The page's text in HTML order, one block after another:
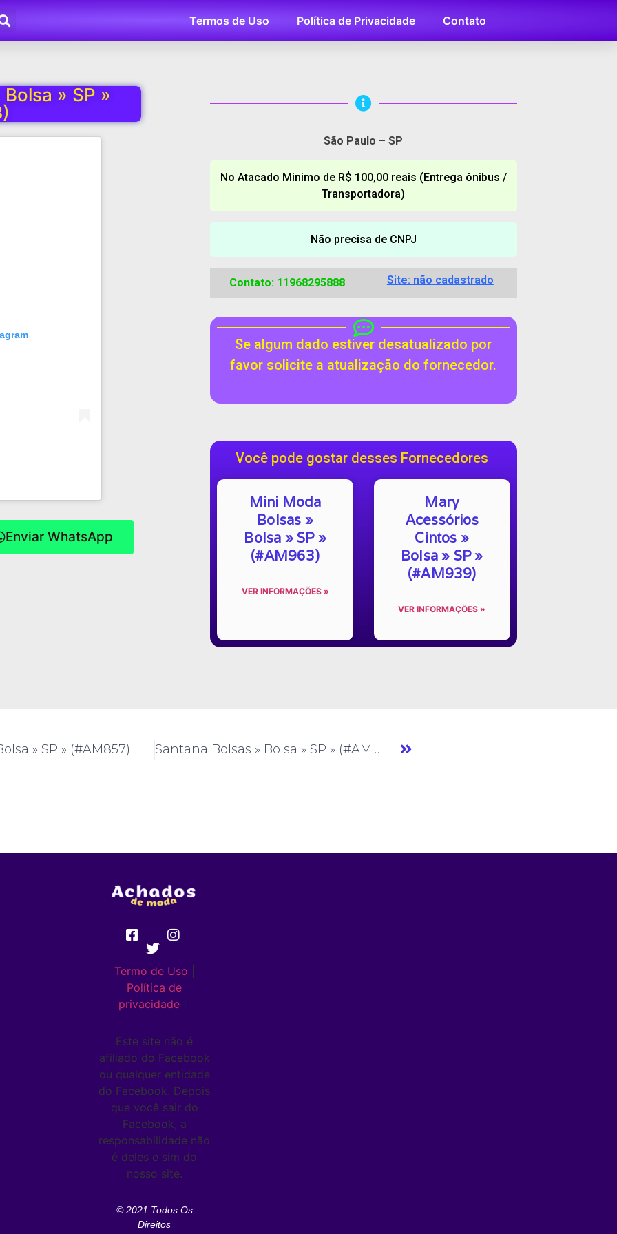
Termos de Uso Política de Privacidade Contato
» SP »
Enviar WhatsApp
São Paulo – SP
No Atacado Minimo de R$ 100,00 reais (Entrega ônibus /
Transportadora)
Não precisa de CNPJ
Contato: 11968295888 Site: não cadastrado
Se algum dado estiver desatualizado por
favor solicite a atualização do fornecedor.
Você pode gostar desses Fornecedores
Mini Moda
Bolsas »
Bolsa » SP »
(#AM963)
VER INFORMAÇÕES »
Mary
Acessórios
Cintos »
Bolsa » SP »
(#AM939)
VER INFORMAÇÕES »
» SP » (#AM857) Santana Bolsas » Bolsa » SP » (#AM859)
Termo de Uso
Política de
privacidade
Este site não é
afiliado do Facebook
ou qualquer entidade
do Facebook. Depois
que você sair do
Facebook, a
responsabilidade não
é deles e sim do
nosso site.
© 2021 Todos Os
Direitos